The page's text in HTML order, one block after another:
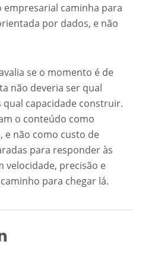
empresarial caminha para
por dados, e não
se o momento é de
não deveria ser qual
capacidade construir.
o conteúdo como
não como custo de
para responder às
velocidade, precisão e
para chegar lá.